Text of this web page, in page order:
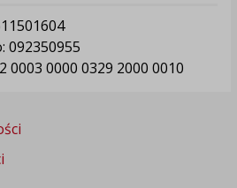
092350955
0003 0000 0329 2000 0010